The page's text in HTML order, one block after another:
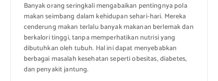
Banyak orang seringkali mengabaikan pentingnya pola
makan seimbang dalam kehidupan sehari-hari. Mereka
cenderung makan terlalu banyak makanan berlemak dan
berkalori tinggi, tanpa memperhatikan nutrisi yang
dibutuhkan oleh tubuh. Hal ini dapat menyebabkan
berbagai masalah kesehatan seperti obesitas, diabetes,
dan penyakit jantung.